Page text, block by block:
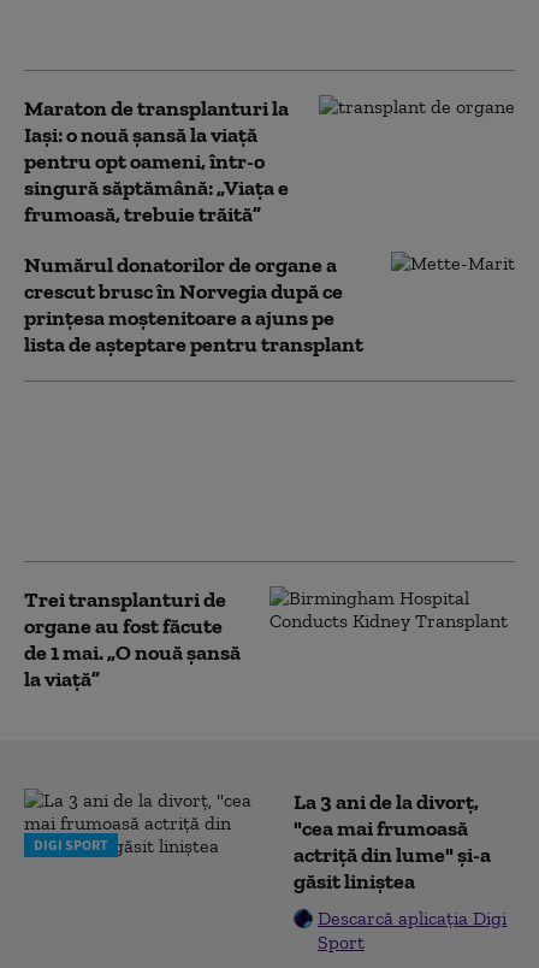
Maraton de transplanturi la
Iași: o nouă șansă la viață
pentru opt oameni, într-o
singură săptămână: „Viața e
frumoasă, trebuie trăită”
Numărul donatorilor de organe a
crescut brusc în Norvegia după ce
prinţesa moştenitoare a ajuns pe
lista de aşteptare pentru transplant
Trei transplanturi de
organe au fost făcute
de 1 mai. „O nouă şansă
la viaţă”
DIGI SPORT
La 3 ani de la divorț,
"cea mai frumoasă
actriță din lume" și-a
găsit liniștea
Descarcă aplicația Digi
Sport